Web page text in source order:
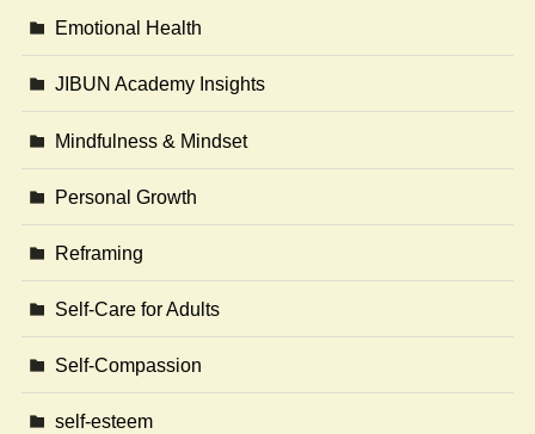
Emotional Health
JIBUN Academy Insights
Mindfulness & Mindset
Personal Growth
Reframing
Self-Care for Adults
Self-Compassion
self-esteem